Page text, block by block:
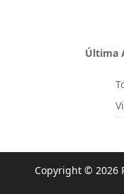
Última
Copyright © 2026